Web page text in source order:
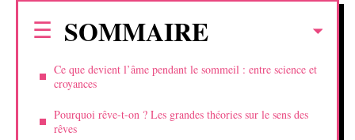
SOMMAIRE
Ce que devient l’âme pendant le sommeil : entre science et
croyances
Pourquoi rêve-t-on ? Les grandes théories sur le sens des
rêves